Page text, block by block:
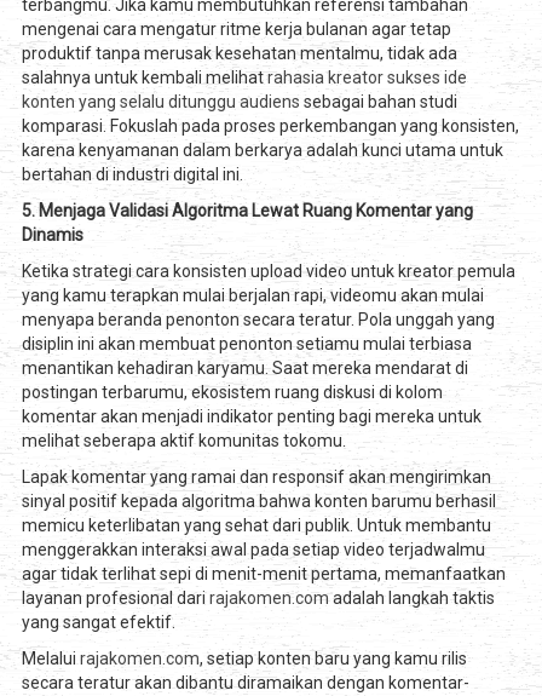
terbangmu. Jika kamu membutuhkan referensi tambahan
mengenai cara mengatur ritme kerja bulanan agar tetap
produktif tanpa merusak kesehatan mentalmu, tidak ada
salahnya untuk kembali melihatrahasia kreator sukses ide
konten yang selalu ditunggu audiens sebagai bahan studi
komparasi. Fokuslah pada proses perkembangan yang konsisten,
karena kenyamanan dalam berkarya adalah kunci utama untuk
bertahan di industri digital ini.
5. Menjaga Validasi Algoritma Lewat Ruang Komentar yang
Dinamis
Ketika strategi cara konsisten upload video untuk kreator pemula
yang kamu terapkan mulai berjalan rapi, videomu akan mulai
menyapa beranda penonton secara teratur. Pola unggah yang
disiplin ini akan membuat penonton setiamu mulai terbiasa
menantikan kehadiran karyamu. Saat mereka mendarat di
postingan terbarumu, ekosistem ruang diskusi di kolom
komentar akan menjadi indikator penting bagi mereka untuk
melihat seberapa aktif komunitas tokomu.
Lapak komentar yang ramai dan responsif akan mengirimkan
sinyal positif kepada algoritma bahwa konten barumu berhasil
memicu keterlibatan yang sehat dari publik. Untuk membantu
menggerakkan interaksi awal pada setiap video terjadwalmu
agar tidak terlihat sepi di menit-menit pertama, memanfaatkan
layanan profesional dari rajakomen.comadalah langkah taktis
yang sangat efektif.
Melalui rajakomen.com, setiap konten baru yang kamu rilis
secara teratur akan dibantu diramaikan dengan komentar-